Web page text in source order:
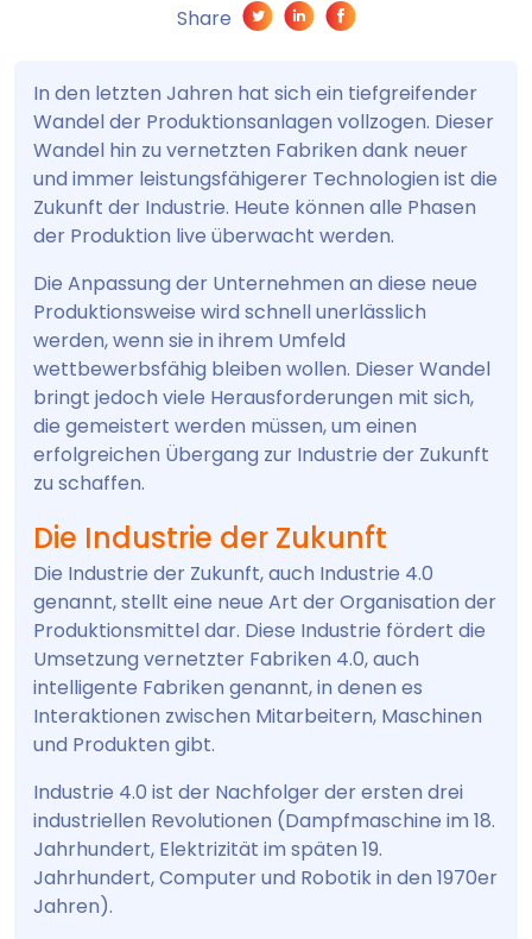
Share
In den letzten Jahren hat sich ein tiefgreifender
Wandel der Produktionsanlagen vollzogen. Dieser
Wandel hin zu vernetzten Fabriken dank neuer
und immer leistungsfähigerer Technologien ist die
Zukunft der Industrie. Heute können alle Phasen
der Produktion live überwacht werden.
Die Anpassung der Unternehmen an diese neue
Produktionsweise wird schnell unerlässlich
werden, wenn sie in ihrem Umfeld
wettbewerbsfähig bleiben wollen. Dieser Wandel
bringt jedoch viele Herausforderungen mit sich,
die gemeistert werden müssen, um einen
erfolgreichen Übergang zur Industrie der Zukunft
zu schaffen.
Die Industrie der Zukunft
Die Industrie der Zukunft, auch Industrie 4.0
genannt, stellt eine neue Art der Organisation der
Produktionsmittel dar. Diese Industrie fördert die
Umsetzung vernetzter Fabriken 4.0, auch
intelligente Fabriken genannt, in denen es
Interaktionen zwischen Mitarbeitern, Maschinen
und Produkten gibt.
Industrie 4.0 ist der Nachfolger der ersten drei
industriellen Revolutionen (Dampfmaschine im 18.
Jahrhundert, Elektrizität im späten 19.
Jahrhundert, Computer und Robotik in den 1970er
Jahren).